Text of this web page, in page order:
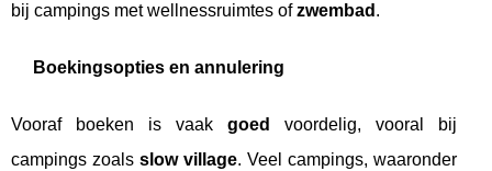
bij campings met wellnessruimtes ofzwembad .
Boekingsopties en annulering
Vooraf boeken is vaak goed
voordelig, vooral bij
campings zoals slow village. Veel campings, waaronder